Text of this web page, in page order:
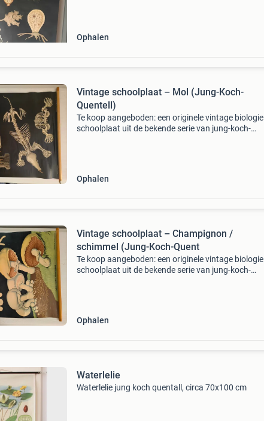
Ophalen
Vintage schoolplaat – Mol (Jung-Koch-
Quentell)
Te koop aangeboden: een originele vintage biologie
schoolplaat uit de bekende serie van jung-koch-
Ophalen
Vintage schoolplaat – Champignon /
schimmel (Jung-Koch-Quent
Te koop aangeboden: een originele vintage biologie
schoolplaat uit de bekende serie van jung-koch-
Ophalen
Waterlelie
Waterlelie jung koch quentall, circa 70x100 cm